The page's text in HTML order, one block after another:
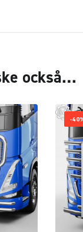
också…
-